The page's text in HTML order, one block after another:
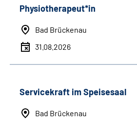
Physiotherapeut*in
Bad Brückenau
31.08.2026
Servicekraft im Speisesaal
Bad Brückenau